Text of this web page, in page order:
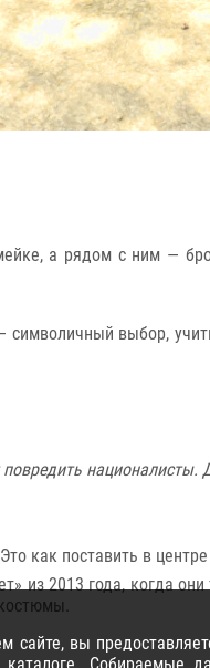
а рядом с ним —
выбор,
как поставить в
из 2013 года, когда
вы